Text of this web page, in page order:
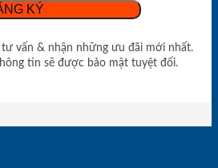
vấn & nhận những ưu đãi mới nhất.
tin sẽ được bảo mật tuyệt đối.